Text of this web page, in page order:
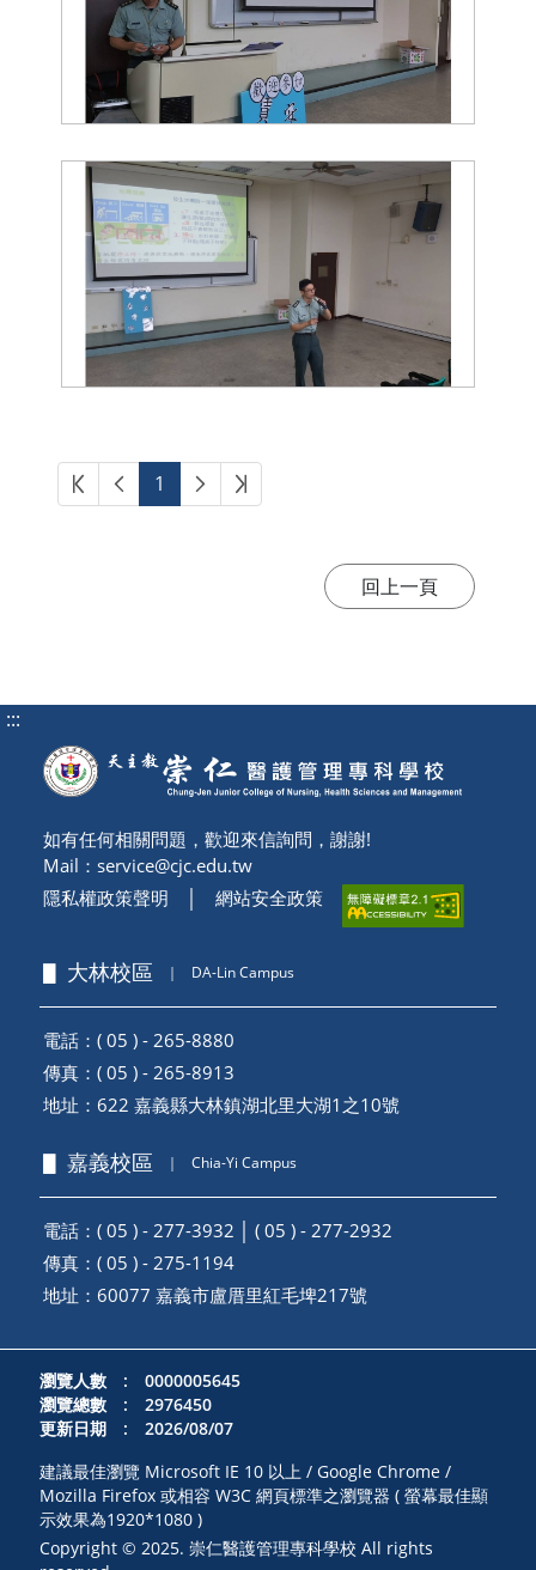
第一頁上一頁
1 下一頁最後頁
:::
如有任何相關問題，歡迎來信詢問，謝謝!
Mail： service@cjc.edu.tw
隱私權政策聲明
網站安全政策
▋ 大林校區 ｜ DA-Lin Campus
電話：( 05 ) - 265-8880
傳真：( 05 ) - 265-8913
地址： 622 嘉義縣大林鎮湖北里大湖1之10號
▋ 嘉義校區 ｜ Chia-Yi Campus
電話：( 05 ) - 277-3932 │ ( 05 ) - 277-2932
傳真：( 05 ) - 275-1194
地址： 60077 嘉義市盧厝里紅毛埤217號
瀏覽人數 : 0000005645
瀏覽總數 : 2976450
更新日期 : 2026/08/07
建議最佳瀏覽 Microsoft IE 10 以上 / Google Chrome /
Mozilla Firefox 或相容 W3C 網頁標準之瀏覽器 ( 螢幕最佳顯
示效果為1920*1080 )
Copyright © 2025. 崇仁醫護管理專科學校 All rights